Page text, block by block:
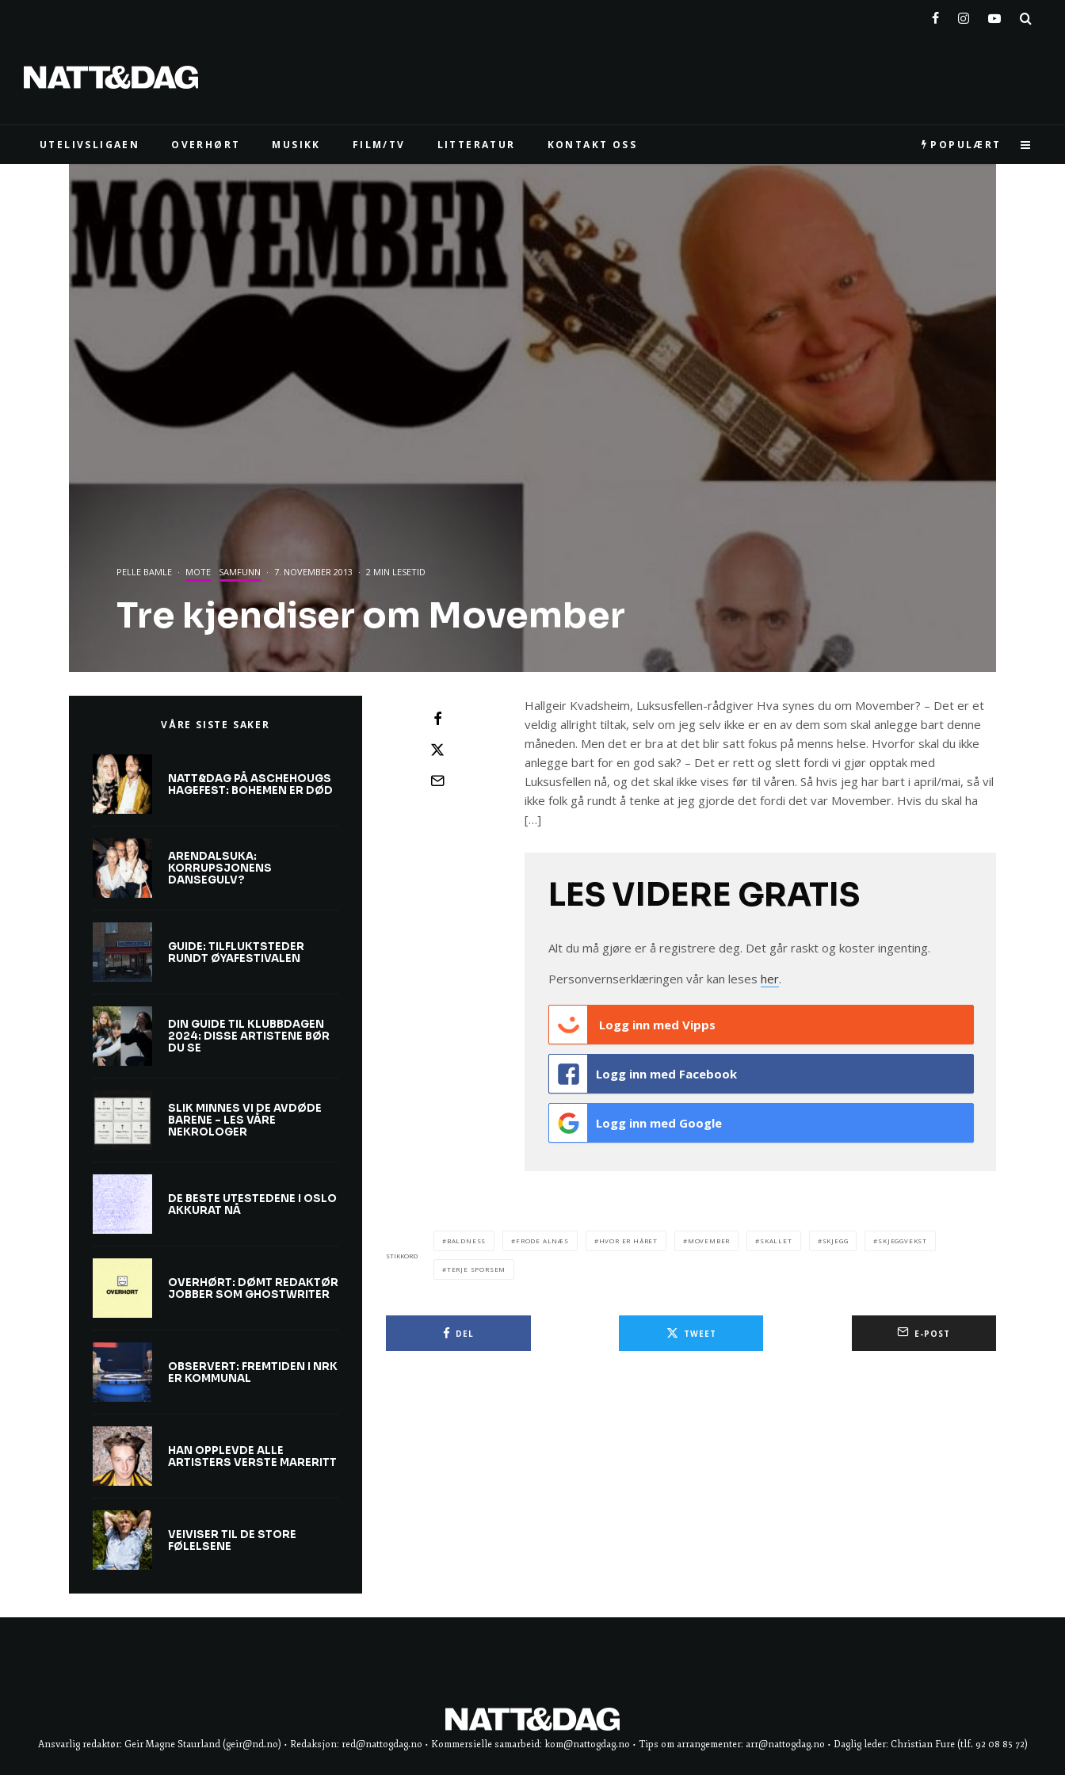
UTELIVSLIGAEN OVERHØRT MUSIKK FILM/TV LITTERATUR KONTAKT OSS POPULÆRT
PELLE BAMLE · MOTE SAMFUNN · 7. NOVEMBER 2013 · 2 MIN LESETID
Tre kjendiser om Movember
Hallgeir Kvadsheim, Luksusfellen-rådgiver Hva synes du om Movember? – Det er et
veldig allright tiltak, selv om jeg selv ikke er en av dem som skal anlegge bart denne
måneden. Men det er bra at det blir satt fokus på menns helse. Hvorfor skal du ikke
anlegge bart for en god sak? – Det er rett og slett fordi vi gjør opptak med
Luksusfellen nå, og det skal ikke vises før til våren. Så hvis jeg har bart i april/mai, så vil
ikke folk gå rundt å tenke at jeg gjorde det fordi det var Movember. Hvis du skal ha
[…]
LES VIDERE GRATIS
Alt du må gjøre er å registrere deg. Det går raskt og koster ingenting.
Personvernserklæringen vår kan leses her.
Logg inn med Vipps
Logg inn med Facebook
Logg inn med Google
STIKKORD
BALDNESS FRODE ALNÆS HVOR ER HÅRET MOVEMBER SKALLET SKJEGG SKJEGGVEKST
TERJE SPORSEM
DEL TWEET E-POST
VÅRE SISTE SAKER
NATT&DAG PÅ ASCHEHOUGS
HAGEFEST: BOHEMEN ER DØD
ARENDALSUKA:
KORRUPSJONENS
DANSEGULV?
GUIDE: TILFLUKTSTEDER
RUNDT ØYAFESTIVALEN
DIN GUIDE TIL KLUBBDAGEN
2024: DISSE ARTISTENE BØR
DU SE
SLIK MINNES VI DE AVDØDE
BARENE – LES VÅRE
NEKROLOGER
DE BESTE UTESTEDENE I OSLO
AKKURAT NÅ
OVERHØRT: DØMT REDAKTØR
JOBBER SOM GHOSTWRITER
OBSERVERT: FREMTIDEN I NRK
ER KOMMUNAL
HAN OPPLEVDE ALLE
ARTISTERS VERSTE MARERITT
VEIVISER TIL DE STORE
FØLELSENE
Ansvarlig redaktør: Geir Magne Staurland (geir@nd.no) • Redaksjon: red@nattogdag.no • Kommersielle samarbeid: kom@nattogdag.no • Tips om arrangementer: arr@nattogdag.no • Daglig leder: Christian Fure (tlf. 92 08 85 72)